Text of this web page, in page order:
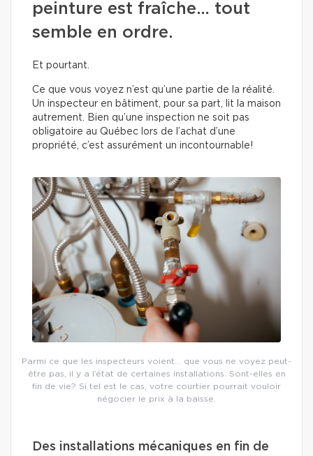
peinture est fraîche… tout
semble en ordre.
Et pourtant.
Ce que vous voyez n’est qu’une partie de la réalité.
Un inspecteur en bâtiment, pour sa part, lit la maison
autrement. Bien qu’une inspection ne soit pas
obligatoire au Québec lors de l’achat d’une
propriété, c’est assurément un incontournable!
Parmi ce que les inspecteurs voient… que vous ne voyez peut-
être pas, il y a l’état de certaines installations. Sont-elles en
fin de vie? Si tel est le cas, votre courtier pourrait vouloir
négocier le prix à la baisse.
Des installations mécaniques en fin de